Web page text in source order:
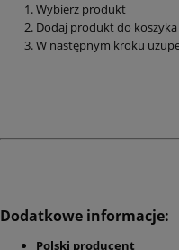
Wybierz produkt
Dodaj produkt do koszyka
W następnym kroku
Dodatkowe informacje:
Polski producent